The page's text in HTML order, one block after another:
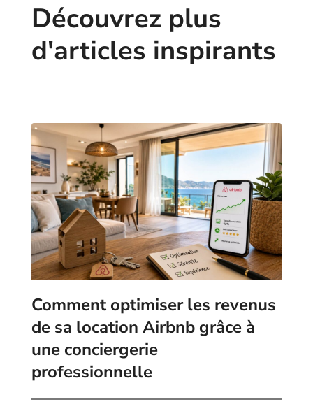
Découvrez plus
d'articles inspirants
Comment optimiser les revenus
de sa location Airbnb grâce à
une conciergerie
professionnelle